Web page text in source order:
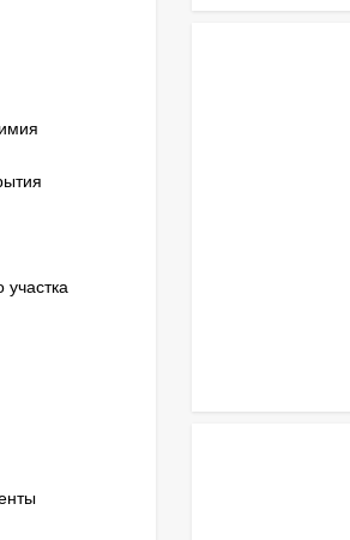
участка